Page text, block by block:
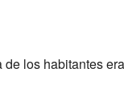
los habitantes